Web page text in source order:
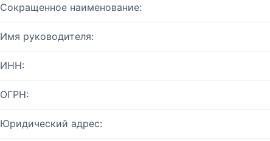
Сокращенное наименование:
Имя руководителя:
ИНН:
ОГРН:
Юридический адрес: